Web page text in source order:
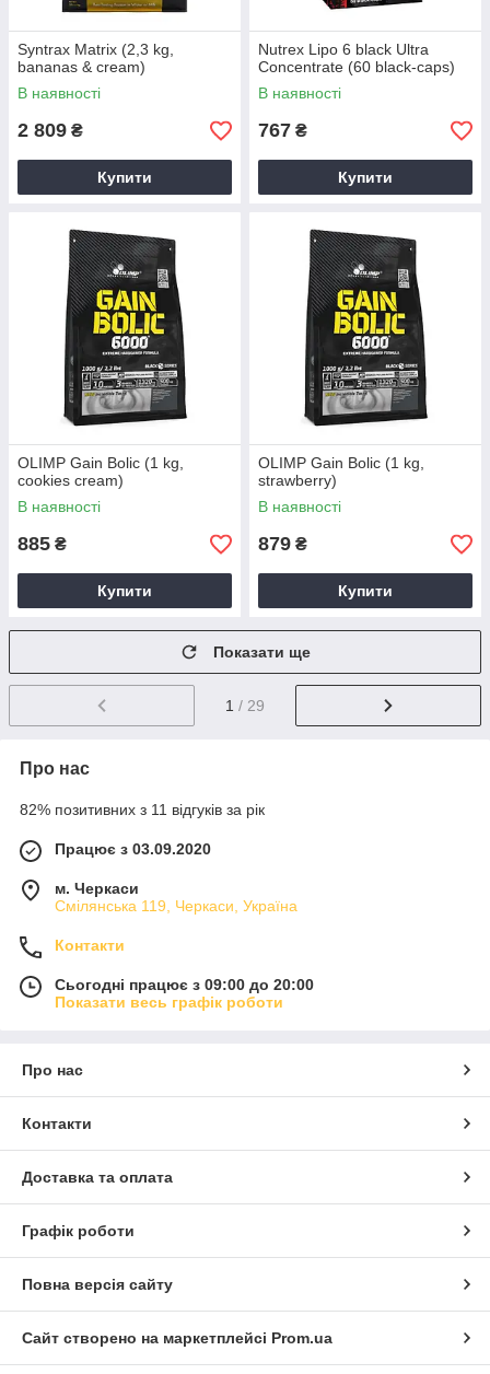
Syntrax Matrix (2,3 kg,
bananas & cream)
В наявності
2 809 ₴
Купити
Nutrex Lipo 6 black Ultra
Concentrate (60 black-caps)
В наявності
767 ₴
Купити
OLIMP Gain Bolic (1 kg,
cookies cream)
В наявності
885 ₴
Купити
OLIMP Gain Bolic (1 kg,
strawberry)
В наявності
879 ₴
Купити
Показати ще
1 / 29
Про нас
82% позитивних з 11 відгуків за рік
Працює з 03.09.2020
м. Черкаси
Смілянська 119, Черкаси, Україна
Контакти
Сьогодні працює з 09:00 до 20:00
Показати весь графік роботи
Про нас
Контакти
Доставка та оплата
Графік роботи
Повна версія сайту
Сайт створено на маркетплейсі Prom.ua